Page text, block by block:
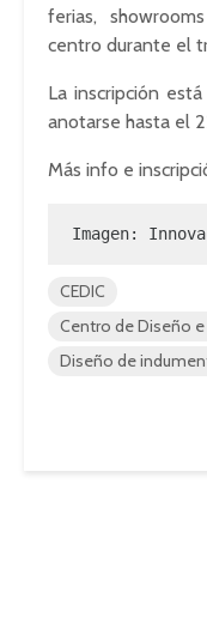
ferias,
centro durante el
La inscripción
anotarse hasta el
Más info e
Imagen:
CEDIC
Centro de Diseño e
Diseño de